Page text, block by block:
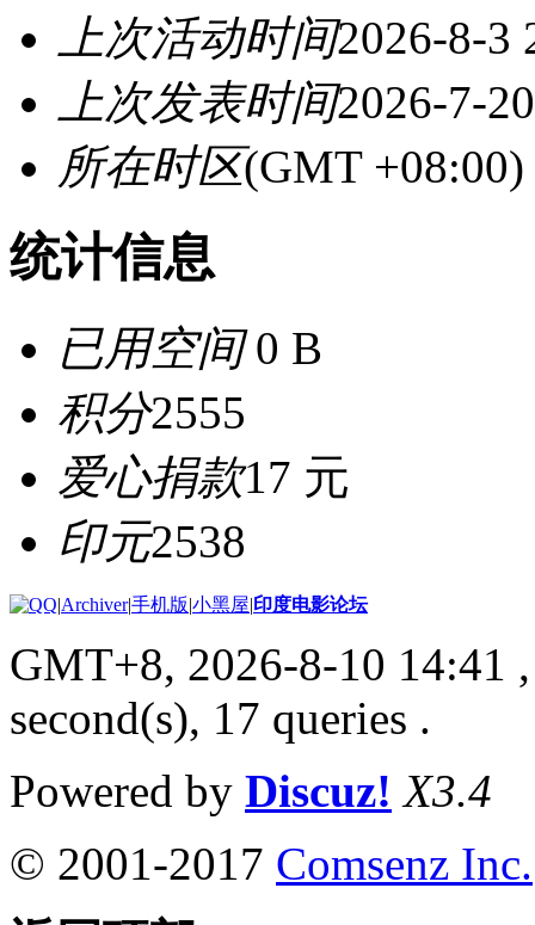
上次活动时间2026-8-3
上次发表时间2026-7-
所在时区(GMT
统计信息
已用空间0 B
积分2555
爱心捐款17 元
印元2538
|Archiver|手机版|小黑屋|印度电影论坛
GMT+8, 2026-8-10 14:41
second(s), 17 queries .
Powered by Discuz! X3.4
© 2001-2017 Comsenz Inc.